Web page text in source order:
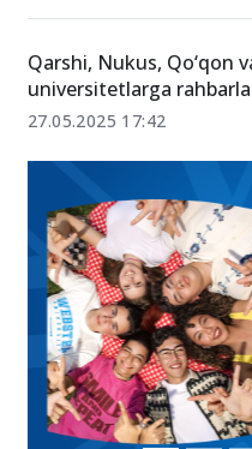
Qarshi, Nukus, Qo‘qon
universitetlarga
27.05.2025 17:42